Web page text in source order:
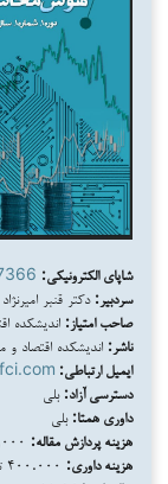
شاپای الکترونیکی:
سردبیر: دکتر قنبر امیرنژاد
صاحب امتیاز: اندیشکده
ناشر: اندیشکده اقتصاد و
ایمیل ارتباطی:
دسترسی آزاد: بلی
داوری همتا: بلی
هزینه پردازش مقاله:
هزینه داوری: